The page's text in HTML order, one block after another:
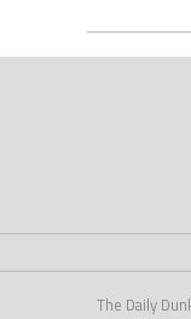
The Daily